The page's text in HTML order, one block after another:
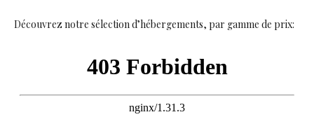
Découvrez notre sélection d’hébergements, par gamme de prix: